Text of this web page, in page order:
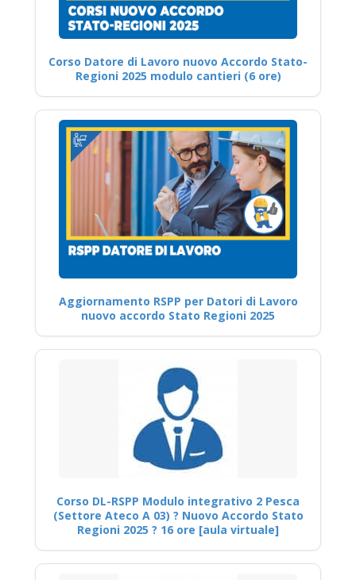
Corso Datore di Lavoro nuovo Accordo Stato-
Regioni 2025 modulo cantieri (6 ore)
Aggiornamento RSPP per Datori di Lavoro
nuovo accordo Stato Regioni 2025
Corso DL-RSPP Modulo integrativo 2 Pesca
(Settore Ateco A 03) ? Nuovo Accordo Stato
Regioni 2025 ? 16 ore [aula virtuale]